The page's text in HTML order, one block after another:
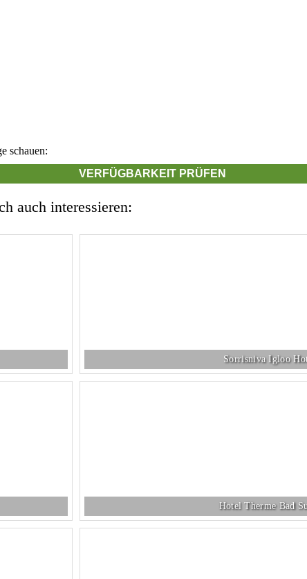
schauen:
VERFÜGBARKEIT PRÜFEN
auch interessieren:
Sorrisniva Igloo
Hotel Therme Bad